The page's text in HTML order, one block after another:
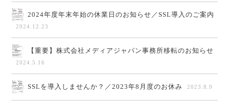
2024年度年末年始の休業日のお知らせ／SSL導入のご案内
2024.12.23
【重要】株式会社メディアジャパン事務所移転のお知らせ
2024.5.16
SSLを導入しませんか？／2023年8月度のお休み 2023.8.9